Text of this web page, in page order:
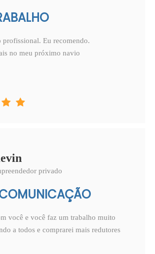
profissional. Eu recomendo.
no meu próximo navio
 
privado
você e você faz um trabalho muito
a todos e comprarei mais redutores